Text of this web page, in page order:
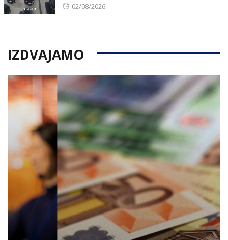
Posted
02/08/2026
IZDVAJAMO